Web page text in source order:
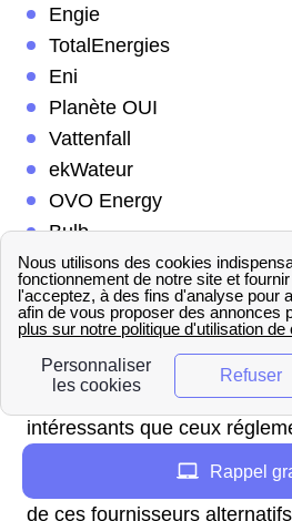
Engie
TotalEnergies
Eni
Planète OUI
Vattenfall
ekWateur
OVO Energy
Bulb
Les fournisseurs cités ci-
principaux concurrents
une multitude d'autres depuis
marché à la concurrence en
ces “nouveaux”
intéressants que ceux
fournisseurs historiques. En
récupérer des clients à EDF,
de ces fournisseurs
Rappel